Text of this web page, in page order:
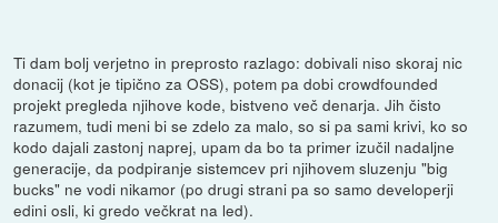
Ti dam bolj verjetno in preprosto razlago: dobivali niso skoraj nic
donacij (kot je tipično za OSS), potem pa dobi crowdfounded
projekt pregleda njihove kode, bistveno več denarja. Jih čisto
razumem, tudi meni bi se zdelo za malo, so si pa sami krivi, ko so
kodo dajali zastonj naprej, upam da bo ta primer izučil nadaljne
generacije, da podpiranje sistemcev pri njihovem sluzenju "big
bucks" ne vodi nikamor (po drugi strani pa so samo developerji
edini osli, ki gredo večkrat na led).